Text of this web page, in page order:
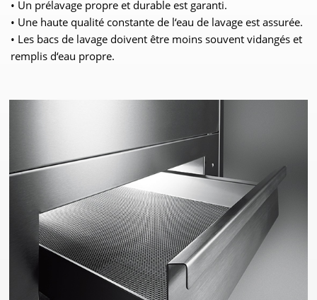
• Un prélavage propre et durable est garanti.
• Une haute qualité constante de l‘eau de lavage est assurée.
• Les bacs de lavage doivent être moins souvent vidangés et
remplis d‘eau propre.
WE NEED YOUR CONSENT TO
LOAD THE YOUTUBE SERVICE!
This content is not permitted to load due to
trackers that are not disclosed to the visitor.
The website owner needs to setup the site
with their CMP to add this content to the list
of technologies used.